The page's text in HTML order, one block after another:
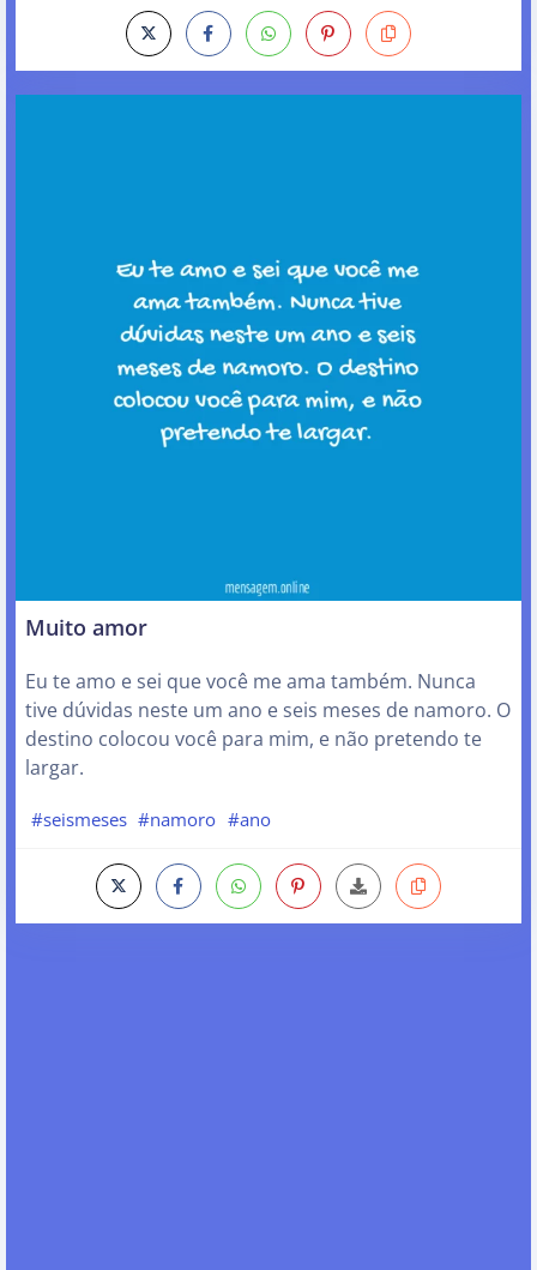
Muito amor
Eu te amo e sei que você me ama também. Nunca
tive dúvidas neste um ano e seis meses de namoro. O
destino colocou você para mim, e não pretendo te
largar.
#seismeses #namoro #ano